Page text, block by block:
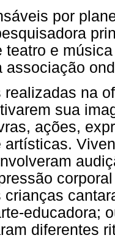
por
teatro e
associação
na
sua
ações,
artísticas.
crianças
educadora;
diferentes